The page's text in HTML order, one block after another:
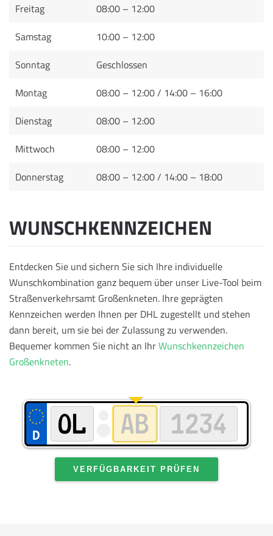
Freitag
08:00 – 12:00
Samstag
10:00 – 12:00
Sonntag
Geschlossen
Montag
08:00 – 12:00 / 14:00 – 16:00
Dienstag
08:00 – 12:00
Mittwoch
08:00 – 12:00
Donnerstag
08:00 – 12:00 / 14:00 – 18:00
WUNSCHKENNZEICHEN
Entdecken Sie und sichern Sie sich Ihre individuelle
Wunschkombination ganz bequem über unser Live-Tool beim
Straßenverkehrsamt Großenkneten. Ihre geprägten
Kennzeichen werden Ihnen per DHL zugestellt und stehen
dann bereit, um sie bei der Zulassung zu verwenden.
Bequemer kommen Sie nicht an IhrWunschkennzeichen
Großenkneten.
VERFÜGBARKEIT PRÜFEN